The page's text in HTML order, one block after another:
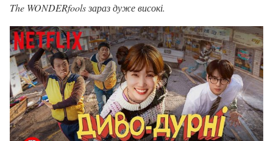
The WONDERfools зараз дуже високі.